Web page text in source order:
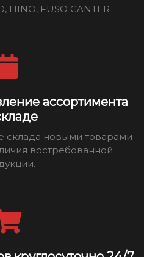
HINO, FUSO CANTER
ассортимента
склада новыми товарами
востребованной